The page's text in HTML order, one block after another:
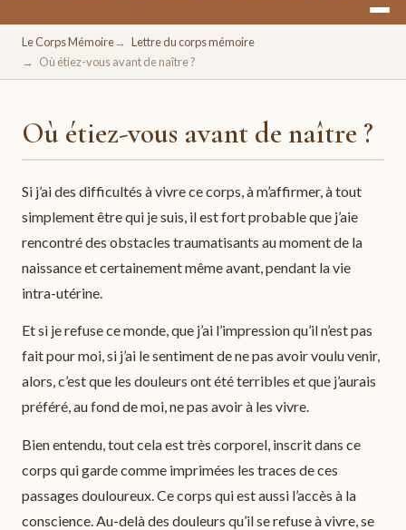
Un espace pour se retrouver, se ressourcer, se réconcilier
avec soi.
Le Corps Mémoire
Lettre du corps mémoire
Où étiez-vous avant de naître ?
Où étiez-vous avant de naître ?
Si j’ai des difficultés à vivre ce corps, à m’affirmer, à tout
simplement être qui je suis, il est fort probable que j’aie
rencontré des obstacles traumatisants au moment de la
naissance et certainement même avant, pendant la vie
intra-utérine.
Et si je refuse ce monde, que j’ai l’impression qu’il n’est pas
fait pour moi, si j’ai le sentiment de ne pas avoir voulu venir,
alors, c’est que les douleurs ont été terribles et que j’aurais
préféré, au fond de moi, ne pas avoir à les vivre.
Bien entendu, tout cela est très corporel, inscrit dans ce
corps qui garde comme imprimées les traces de ces
passages douloureux. Ce corps qui est aussi l’accès à la
conscience. Au-delà des douleurs qu’il se refuse à vivre, se